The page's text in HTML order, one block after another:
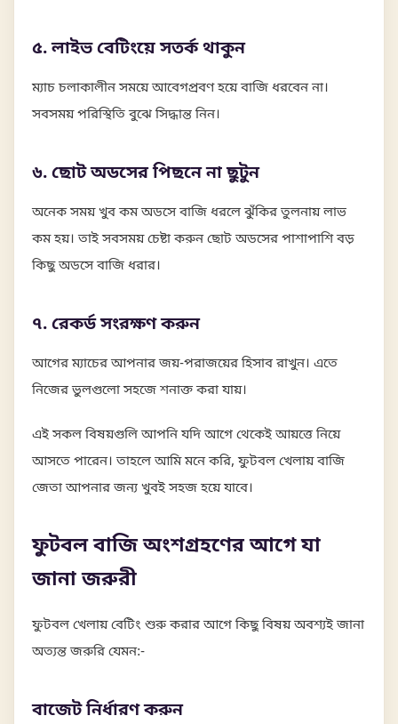
৫. লাইভ বেটিংয়ে সতর্ক থাকুন
ম্যাচ চলাকালীন সময়ে আবেগপ্রবণ হয়ে বাজি ধরবেন না।
সবসময় পরিস্থিতি বুঝে সিদ্ধান্ত নিন।
৬. ছোট অডসের পিছনে না ছুটুন
অনেক সময় খুব কম অডসে বাজি ধরলে ঝুঁকির তুলনায় লাভ
কম হয়। তাই সবসময় চেষ্টা করুন ছোট অডসের পাশাপাশি বড়
কিছু অডসে বাজি ধরার।
৭. রেকর্ড সংরক্ষণ করুন
আগের ম্যাচের আপনার জয়-পরাজয়ের হিসাব রাখুন। এতে
নিজের ভুলগুলো সহজে শনাক্ত করা যায়।
এই সকল বিষয়গুলি আপনি যদি আগে থেকেই আয়ত্তে নিয়ে
আসতে পারেন। তাহলে আমি মনে করি, ফুটবল খেলায় বাজি
জেতা আপনার জন্য খুবই সহজ হয়ে যাবে।
ফুটবল বাজি অংশগ্রহণের আগে যা
জানা জরুরী
ফুটবল খেলায় বেটিং শুরু করার আগে কিছু বিষয় অবশ্যই জানা
অত্যন্ত জরুরি যেমন:-
বাজেট নির্ধারণ করুন